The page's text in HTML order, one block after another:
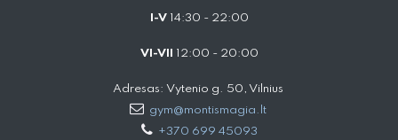
I-V14:30 - 22:00
VI-VII 12:00 - 20:00
Adresas: Vytenio g. 50, Vilnius
gym@montismagia.lt
+370 699 45093